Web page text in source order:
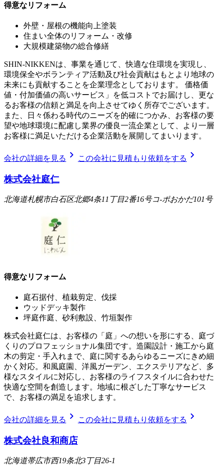
得意なリフォーム
外壁・屋根の機能向上塗装
住まい全体のリフォーム・改修
大規模建築物の総合修繕
SHIN-NIKKENは、事業を通じて、快適な住環境を実現し、
環境保全やボランティア活動及び社会貢献はもとより地球の
未来にも貢献することを企業理念としております。 価格価
値・付加価値の高いサービス」を低コストでお届けし、更な
るお客様の信頼と満足を向上させてゆく所存でございます。
また、日々係わる時代のニーズを的確につかみ、お客様の要
望や地球環境に配慮し業界の優良一流企業として、より一層
お客様に満足いただける企業活動を展開してまいります。
会社の詳細を見る chevron_right この会社に見積もり依頼をする chevron_right
株式会社庭仁
北海道札幌市白石区北郷4条11丁目2番16号コ-ポおかだ101号
得意なリフォーム
庭石据付、植栽剪定、伐採
ウッドデッキ製作
坪庭作庭、砂利敷設、竹垣製作
株式会社庭仁は、お客様の「庭」への想いを形にする、庭づ
くりのプロフェッショナル集団です。造園設計・施工から庭
木の剪定・手入れまで、庭に関するあらゆるニーズにきめ細
かく対応。和風庭園、洋風ガーデン、エクステリアなど、多
様なスタイルに対応し、お客様のライフスタイルに合わせた
快適な空間を創造します。地域に根ざした丁寧なサービス
で、お客様の満足を追求します。
会社の詳細を見る chevron_right この会社に見積もり依頼をする chevron_right
株式会社良和商店
北海道帯広市西19条北3丁目26-1